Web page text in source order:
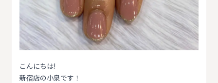
こんにちは!
新宿店の小泉です！